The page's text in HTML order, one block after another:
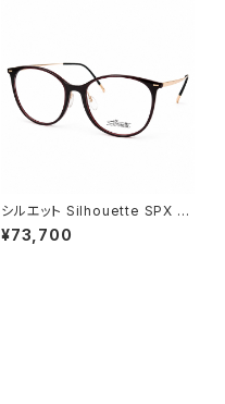
シルエット Silhouette SPX 16
06/75 3032 54□16-145 ／
0077419
¥73,700